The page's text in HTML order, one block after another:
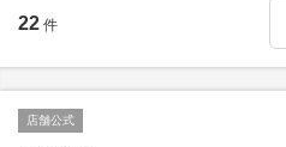
22 件
店舗公式